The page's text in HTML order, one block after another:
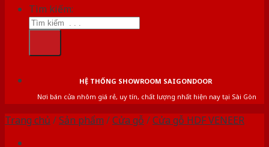
Tìm kiếm:
HỆ THỐNG SHOWROOM SAIGONDOOR
Nơi bán cửa nhôm giá rẻ, uy tín, chất lượng nhất hiện nay tại Sài Gòn
Trang chủ /Sản phẩm /Cửa gỗ /Cửa gỗ HDF VENEER